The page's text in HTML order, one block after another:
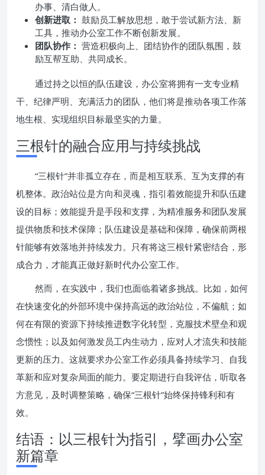
办事、清白做人。
创新进取： 鼓励员工解放思想，敢于尝试新方法、新
工具，推动办公室工作不断创新发展。
团队协作： 营造积极向上、团结协作的团队氛围，鼓
励互帮互助、共同成长。
通过持之以恒的队伍建设，办公室将拥有一支专业精
干、纪律严明、充满活力的团队，他们将是推动各项工作落
地生根、实现组织目标最坚实的力量。
三根针的融合应用与持续挑战
“三根针”并非孤立存在，而是相互联系、互为支撑的有
机整体。政治站位是方向和灵魂，指引着效能提升和队伍建
设的目标；效能提升是手段和支撑，为精准服务和团队发展
提供物质和技术保障；队伍建设是基础和保障，确保前两根
针能够有效落地并持续发力。只有将这三根针紧密结合，形
成合力，才能真正做好新时代办公室工作。
然而，在实践中，我们也面临着诸多挑战。比如，如何
在快速变化的外部环境中保持高远的政治站位，不偏航；如
何在有限的资源下持续推进数字化转型，克服技术壁垒和观
念惯性；以及如何激发员工内生动力，应对人才流失和技能
更新的压力。这就要求办公室工作必须具备持续学习、自我
革新和应对复杂局面的能力。要定期进行自我评估，听取各
方意见，及时调整策略，确保“三根针”始终保持锋利和有
效。
结语：以三根针为指引，擘画办公室
新篇章